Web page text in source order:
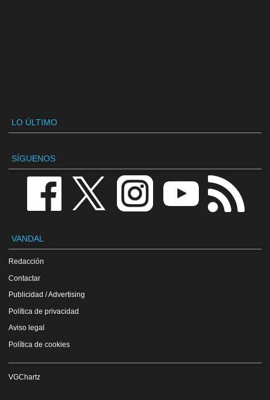
LO ÚLTIMO
SÍGUENOS
VANDAL
Redacción
Contactar
Publicidad / Advertising
Política de privacidad
Aviso legal
Política de cookies
VGChartz